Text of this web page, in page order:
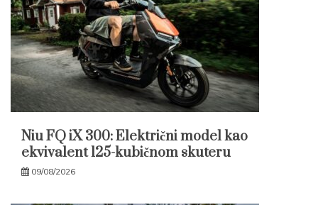
Niu FQ iX 300: Električni model kao
ekvivalent 125-kubičnom skuteru
09/08/2026